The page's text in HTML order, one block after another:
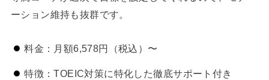
ーション維持も抜群です。
料金：月額6,578円（税込）〜
特徴：TOEIC対策に特化した徹底サポート付き